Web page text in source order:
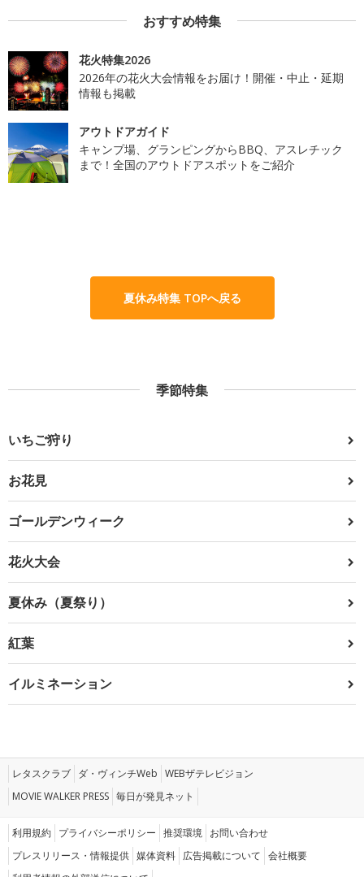
おすすめ特集
花火特集2026
2026年の花火大会情報をお届け！開催・中止・延期
情報も掲載
アウトドアガイド
キャンプ場、グランピングからBBQ、アスレチック
まで！全国のアウトドアスポットをご紹介
夏休み特集 TOPへ戻る
季節特集
いちご狩り
お花見
ゴールデンウィーク
花火大会
夏休み（夏祭り）
紅葉
イルミネーション
レタスクラブ ダ・ヴィンチWeb WEBザテレビジョン
MOVIE WALKER PRESS 毎日が発見ネット
利用規約 プライバシーポリシー 推奨環境 お問い合わせ
プレスリリース・情報提供 媒体資料 広告掲載について 会社概要